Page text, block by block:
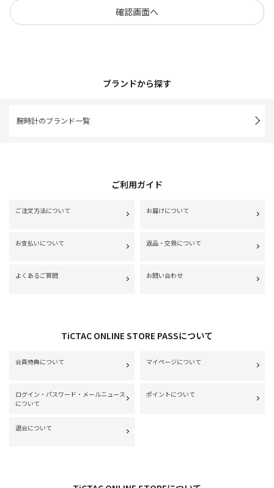
ブランドから探す
腕時計のブランド一覧
ご利用ガイド
ご注文方法について お届けについて
お支払いについて 返品・交換について
よくあるご質問 お問い合わせ
TiCTAC ONLINE STORE PASSについて
会員特典について マイページについて
ログイン・パスワード・メールニュース
について
ポイントについて
退会について